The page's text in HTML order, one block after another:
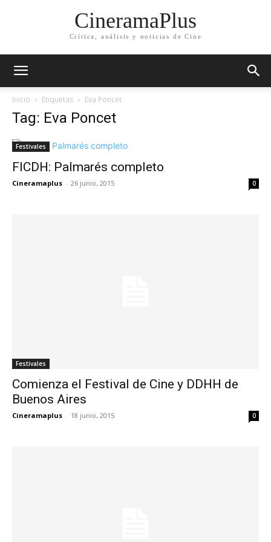
CineramaPlus
Crítica, análisis y noticias de Cine
Inicio Etiquetas Eva Poncet
Tag: Eva Poncet
Festivales
FICDH: Palmarés completo
Cineramaplus - 26 junio, 2015 0
Festivales
Comienza el Festival de Cine y DDHH de
Buenos Aires
Cineramaplus - 18 junio, 2015 0